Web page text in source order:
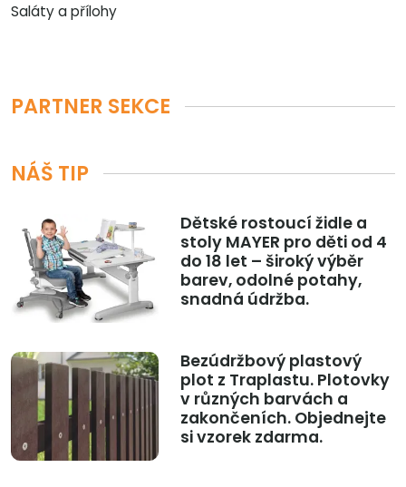
Saláty a přílohy
PARTNER SEKCE
NÁŠ TIP
Dětské rostoucí židle a
stoly MAYER pro děti od 4
do 18 let – široký výběr
barev, odolné potahy,
snadná údržba.
Bezúdržbový plastový
plot z Traplastu. Plotovky
v různých barvách a
zakončeních. Objednejte
si vzorek zdarma.